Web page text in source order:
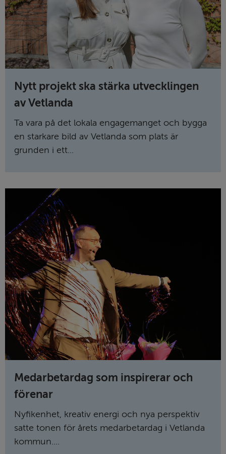
Nytt projekt ska stärka utvecklingen
av Vetlanda
Ta vara på det lokala engagemanget och bygga
en starkare bild av Vetlanda som plats är
grunden i ett...
Medarbetardag som inspirerar och
förenar
Nyfikenhet, kreativ energi och nya perspektiv
satte tonen för årets medarbetardag i Vetlanda
kommun....